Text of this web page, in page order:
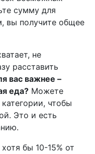
сумму для
вы получите общее
не
расставить
вас важнее –
еда? Можете
чтобы
Это и есть
бы 10-15% от